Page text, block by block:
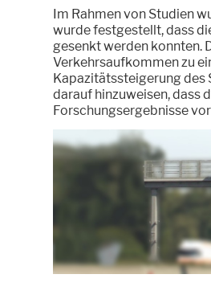
Im Rahmen von Studien
wurde festgestellt, dass
gesenkt werden konnten.
Verkehrsaufkommen zu
Kapazitätssteigerung des
darauf hinzuweisen, dass
Forschungsergebnisse